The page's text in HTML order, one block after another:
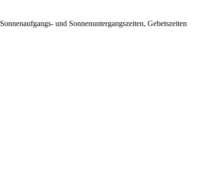
und Sonnenuntergangszeiten, Gebetszeiten